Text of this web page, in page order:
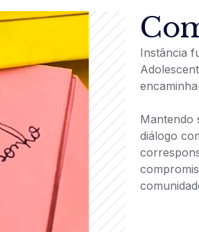
Instância
Mantendo
diálogo